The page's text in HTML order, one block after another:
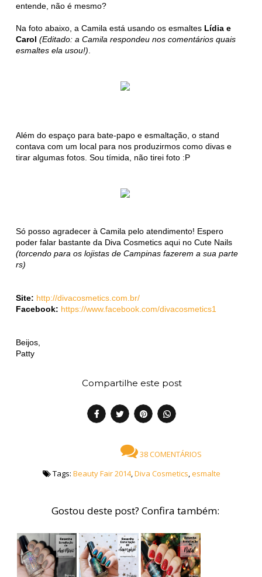
entende, não é mesmo?
Na foto abaixo, a Camila está usando os esmaltes Lídia e
Carol (Editado: a Camila respondeu nos comentários quais
esmaltes ela usou!)
Além do espaço para bate-papo e esmaltação, o stand
contava com um local para nos produzirmos como divas e
tirar algumas fotos. Sou tímida, não tirei foto :P
Só posso agradecer à Camila pelo atendimento! Espero
poder falar bastante da Diva Cosmetics aqui no Cute Nails
(torcendo para os lojistas de Campinas fazerem a sua parte
rs)
Site: http://divacosmetics.com.br/
Facebook: https://www.facebook.com/divacosmetics1
Beijos,
Patty
Compartilhe este post
38 COMENTÁRIOS
Tags: Beauty Fair 2014,Diva Cosmetics,esmalte
Gostou deste post? Confira também: